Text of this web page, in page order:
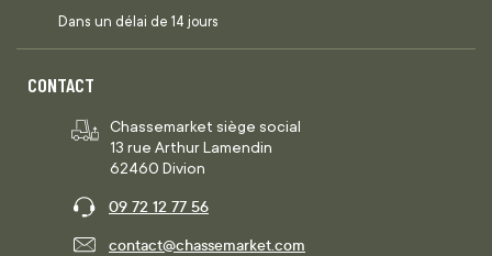
Dans un délai de 14 jours
CONTACT
Chassemarket siège social
13 rue Arthur Lamendin
62460 Divion
09 72 12 77 56
contact@chassemarket.com